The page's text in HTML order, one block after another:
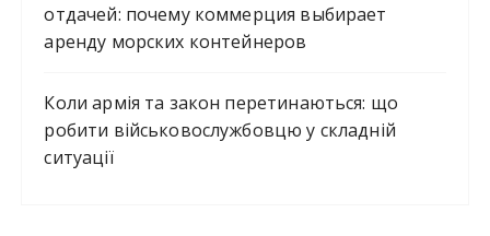
отдачей: почему коммерция выбирает
аренду морских контейнеров
Коли армія та закон перетинаються: що
робити військовослужбовцю у складній
ситуації